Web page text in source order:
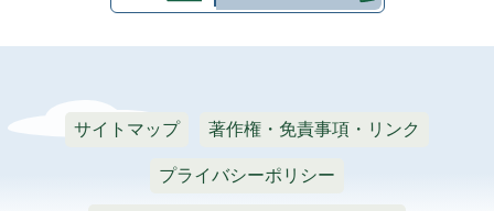
サイトマップ 著作権・免責事項・リンク
プライバシーポリシー